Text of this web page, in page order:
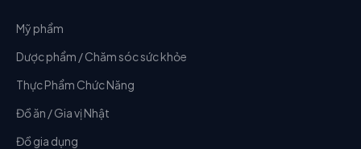
Mỹ phẩm
Dược phẩm / Chăm sóc sức khỏe
Thực Phẩm Chức Năng
Đồ ăn / Gia vị Nhật
Đồ gia dụng